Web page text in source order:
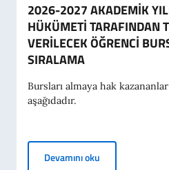
2026-2027 AKADEMİK
HÜKÜMETİ TARAFINDAN
VERİLECEK ÖĞRENCİ
SIRALAMA
Bursları almaya hak
aşağıdadır.
Devamını oku